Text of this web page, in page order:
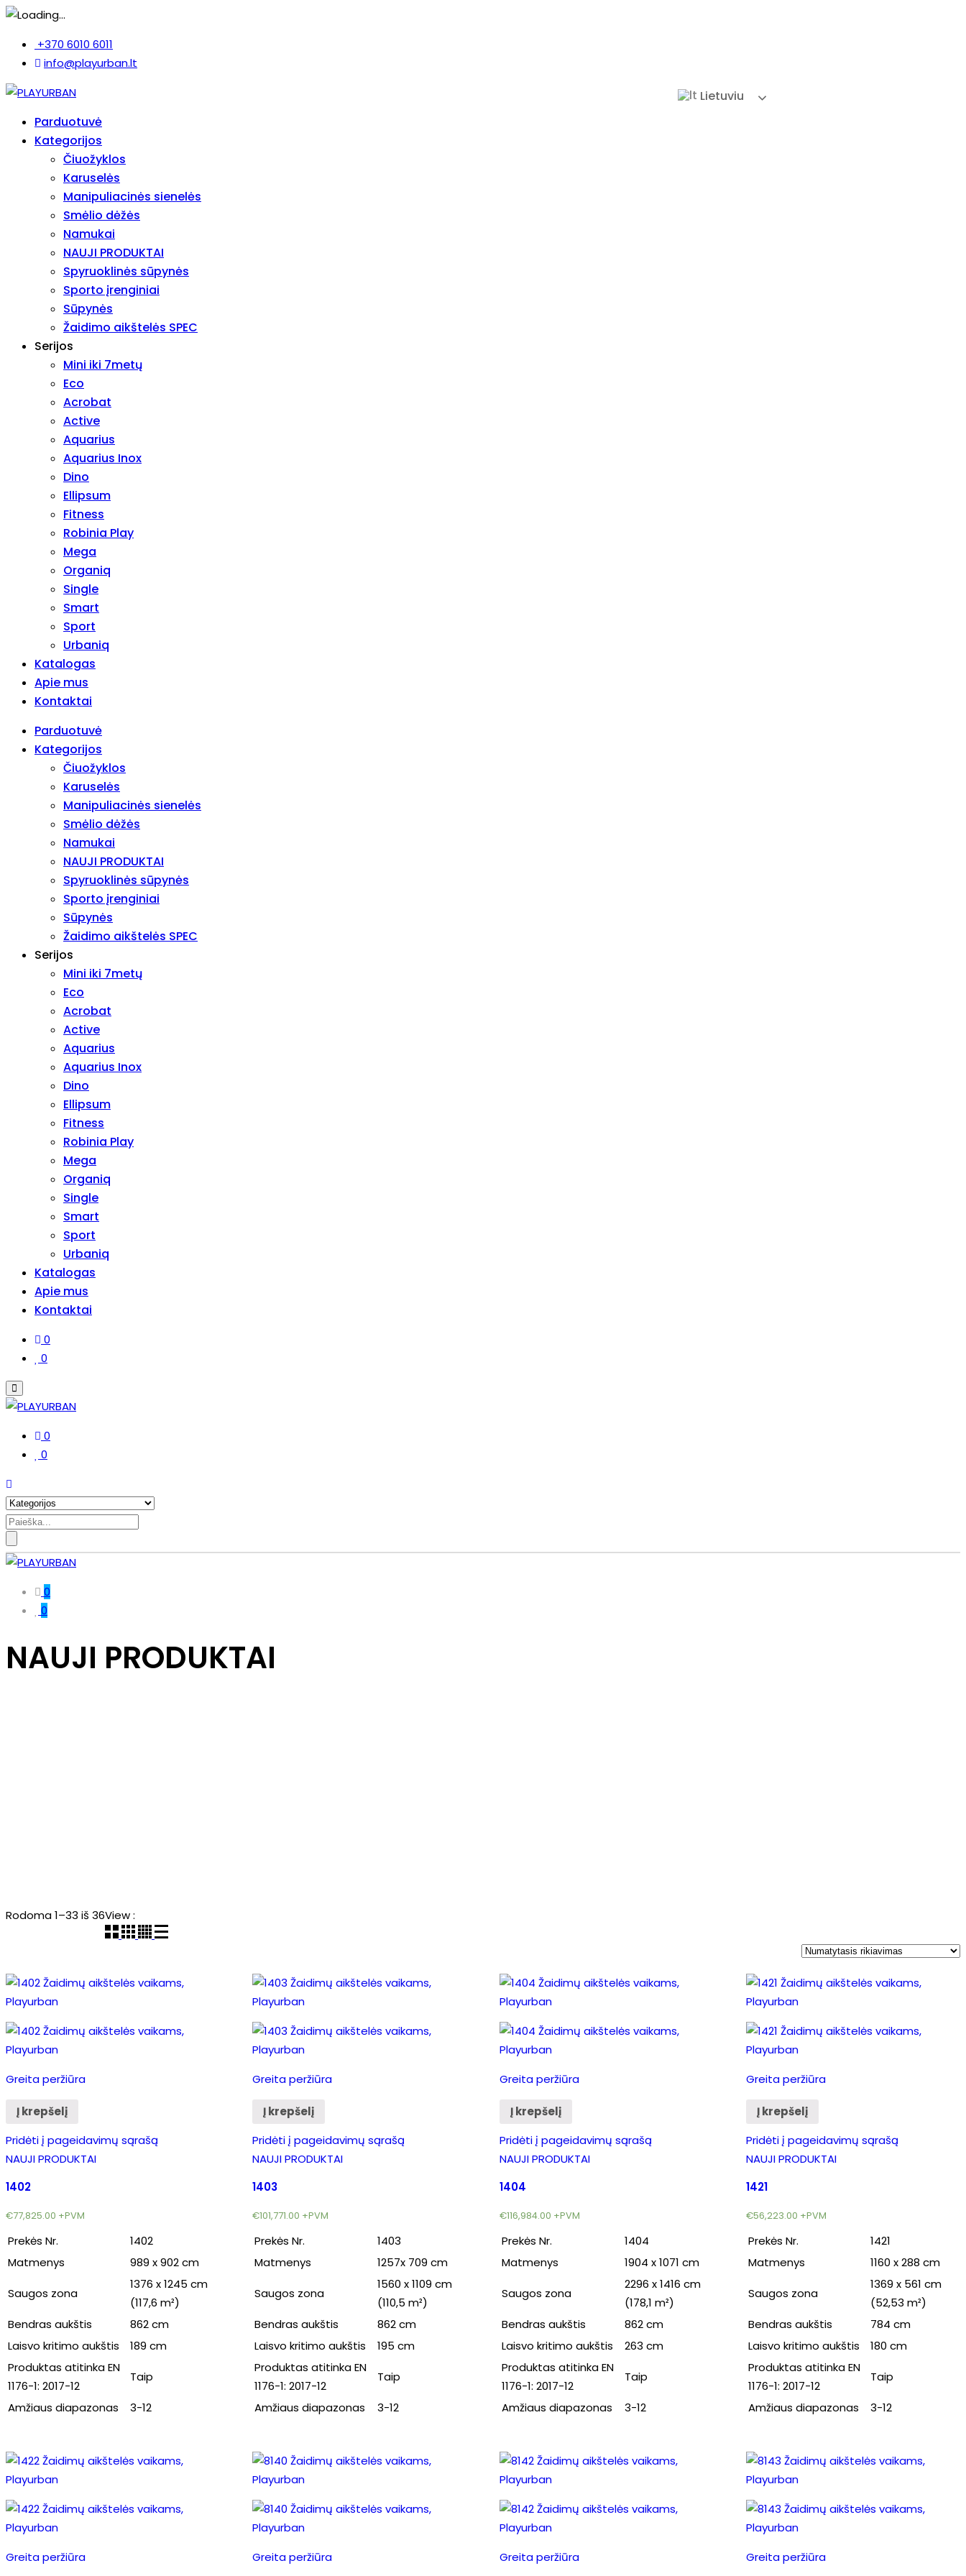
+370 6010 6011
info@playurban.lt
Lietuviu
Parduotuvė
Kategorijos
Čiuožyklos
Karuselės
Manipuliacinės sienelės
Smėlio dėžės
Namukai
NAUJI PRODUKTAI
Spyruoklinės sūpynės
Sporto įrenginiai
Sūpynės
Žaidimo aikštelės SPEC
Serijos
Mini iki 7metų
Eco
Acrobat
Active
Aquarius
Aquarius Inox
Dino
Ellipsum
Fitness
Robinia Play
Mega
Organiq
Single
Smart
Sport
Urbaniq
Katalogas
Apie mus
Kontaktai
Parduotuvė
Kategorijos
Čiuožyklos
Karuselės
Manipuliacinės sienelės
Smėlio dėžės
Namukai
NAUJI PRODUKTAI
Spyruoklinės sūpynės
Sporto įrenginiai
Sūpynės
Žaidimo aikštelės SPEC
Serijos
Mini iki 7metų
Eco
Acrobat
Active
Aquarius
Aquarius Inox
Dino
Ellipsum
Fitness
Robinia Play
Mega
Organiq
Single
Smart
Sport
Urbaniq
Katalogas
Apie mus
Kontaktai
0
0
0
0
Search
0
0
NAUJI PRODUKTAI
Rodoma 1–33 iš 36View :
Greita peržiūra
Į krepšelį
Pridėti į pageidavimų sąrašą
NAUJI PRODUKTAI
1402
€77,825.00 +PVM
Prekės Nr.
1402
Matmenys
989 x 902 cm
Saugos zona
1376 x 1245 cm
(117,6 m²)
Bendras aukštis
862 cm
Laisvo kritimo aukštis
189 cm
Produktas atitinka EN
1176-1: 2017-12
Taip
Amžiaus diapazonas 3-12
Greita peržiūra
Į krepšelį
Pridėti į pageidavimų sąrašą
NAUJI PRODUKTAI
1403
€101,771.00 +PVM
Prekės Nr.
1403
Matmenys
1257x 709 cm
Saugos zona
1560 x 1109 cm
(110,5 m²)
Bendras aukštis
862 cm
Laisvo kritimo aukštis
195 cm
Produktas atitinka EN
1176-1: 2017-12
Taip
Amžiaus diapazonas 3-12
Greita peržiūra
Į krepšelį
Pridėti į pageidavimų sąrašą
NAUJI PRODUKTAI
1404
€116,984.00 +PVM
Prekės Nr.
1404
Matmenys
1904 x 1071 cm
Saugos zona
2296 x 1416 cm
(178,1 m²)
Bendras aukštis
862 cm
Laisvo kritimo aukštis
263 cm
Produktas atitinka EN
1176-1: 2017-12
Taip
Amžiaus diapazonas 3-12
Greita peržiūra
Į krepšelį
Pridėti į pageidavimų sąrašą
NAUJI PRODUKTAI
1421
€56,223.00 +PVM
Prekės Nr.
1421
Matmenys
1160 x 288 cm
Saugos zona
1369 x 561 cm
(52,53 m²)
Bendras aukštis
784 cm
Laisvo kritimo aukštis
180 cm
Produktas atitinka EN
1176-1: 2017-12
Taip
Amžiaus diapazonas 3-12
Greita peržiūra Greita peržiūra Greita peržiūra Greita peržiūra